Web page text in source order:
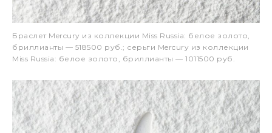
Браслет Mercury из коллекции Miss Russia: белое золото,
бриллианты — 518500 руб.; серьги Mercury из коллекции
Miss Russia: белое золото, бриллианты — 1011500 руб.